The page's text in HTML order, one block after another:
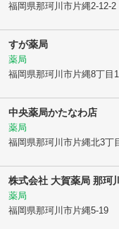
福岡県那珂川市片縄2-12-2
すが薬局
薬局
福岡県那珂川市片縄8丁目
中央薬局かたなわ店
薬局
福岡県那珂川市片縄北3丁
株式会社 大賀薬局 那珂
薬局
福岡県那珂川市片縄5-19